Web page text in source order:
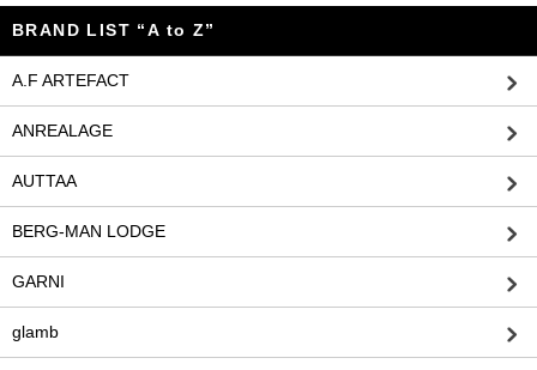
BRAND LIST “A to Z”
A.F ARTEFACT
ANREALAGE
AUTTAA
BERG-MAN LODGE
GARNI
glamb